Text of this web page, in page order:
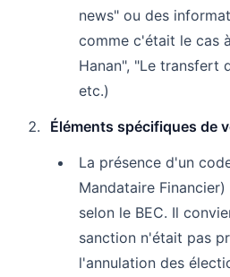
news" ou des
comme c'était le cas
Hanan", "Le transfert
etc.)
Éléments spécifiques de
La présence d'un
Mandataire
selon le BEC. Il
sanction n'était pas
l'annulation des